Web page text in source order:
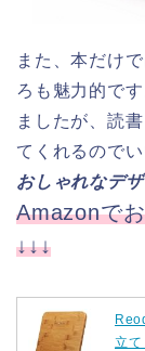
また、本だけで
ろも魅力的で
ましたが、読
てくれるので
おしゃれなデ
Amazonで
↓↓↓
立て